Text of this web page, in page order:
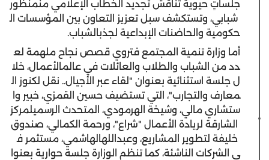
جلسات حيوية تناقش تجديد الخطاب الإعلامي منمنظور
شبابي، وتستكشف سبل تعزيز التعاون بين المؤسسات ال
حكومية والحاضنات الإبداعية لجذبالشباب.
أما وزارة تنمية المجتمع فتروي قصص نجاح ملهمة لع
دد من الشباب والطلاب والعائلات في عالمالأعمال، خلا
ل جلسة استثنائية بعنوان " لقاء عبر الأجيال.. نقل لكنوز
ال
معارف والتجارب"، التي تستضيف حسين القمزي، خبير وا
ستشاري مالي، وشيخة الهرمودي، المتحدث الرسميلمركز
الشارقة لريادة الأعمال "شراع"، ورحمة الكمالي، صندوق
خليفة لتطوير المشاريع، وعبداللهالهاشمي، مستثمر ف
ي الشركات الناشئة، كما تنظم الوزارة جلسة حوارية بعنوا